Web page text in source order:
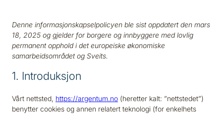
Denne informasjonskapselpolicyen ble sist oppdatert den mars
18, 2025 og gjelder for borgere og innbyggere med lovlig
permanent opphold i det europeiske økonomiske
samarbeidsområdet og Sveits.
1. Introduksjon
Vårt nettsted, https://argentum.no (heretter kalt: ”nettstedet”)
benytter cookies og annen relatert teknologi (for enkelhets